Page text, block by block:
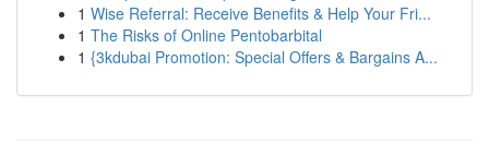
1 Wise Referral: Receive Benefits & Help Your Fri...
1 The Risks of Online Pentobarbital
1 {3kdubai Promotion: Special Offers & Bargains A...